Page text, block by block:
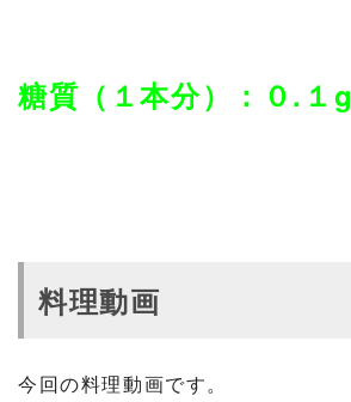
糖質（１本分）：０.１g
料理動画
今回の料理動画です。